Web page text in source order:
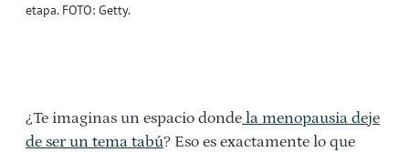
etapa. FOTO: Getty.
¿Te imaginas un espacio donde la menopausia deje
de ser un tema tabú? Eso es exactamente lo que